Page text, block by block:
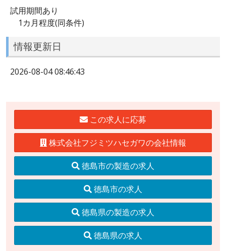
試用期間あり
1カ月程度(同条件)
情報更新日
2026-08-04 08:46:43
この求人に応募
株式会社フジミツハセガワの会社情報
徳島市の製造の求人
徳島市の求人
徳島県の製造の求人
徳島県の求人